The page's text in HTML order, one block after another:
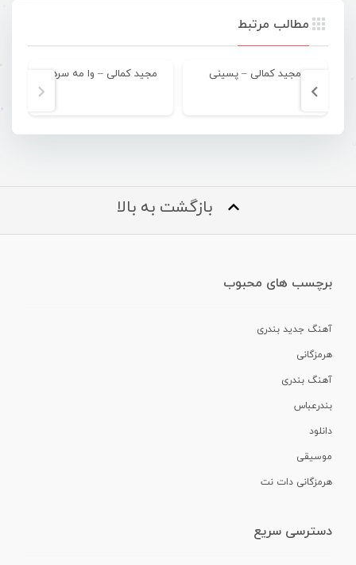
مطالب مرتبط
مجید کمالی – پسینی مجید کمالی – وا مه سردی
بازگشت به بالا
برچسب های محبوب
آهنگ جدید بندری
هرمزگانی
آهنگ بندری
بندرعباس
دانلود
موسیقی
هرمزگانی دات نت
دسترسی سریع